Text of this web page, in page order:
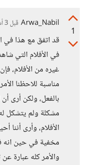
1
Arwa_Nabil قبل 3 أشهر
قد اتفق مع هذا في
في الأفلام التي
غيره من الأفلام،
مناسبة للاحظنا
بالفعل، ولكن أرى
مشكلة ولم يتشكل
الأفلام، وأرى أننا
مخفية في حين انه
والأمر كله عبارة عن